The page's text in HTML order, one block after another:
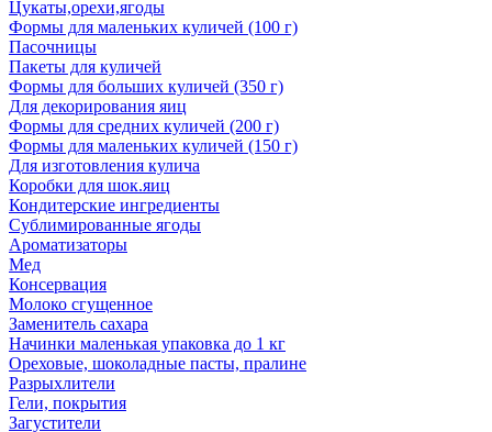
Цукаты,орехи,ягоды
Формы для маленьких куличей (100 г)
Пасочницы
Пакеты для куличей
Формы для больших куличей (350 г)
Для декорирования яиц
Формы для средних куличей (200 г)
Формы для маленьких куличей (150 г)
Для изготовления кулича
Коробки для шок.яиц
Кондитерские ингредиенты
Сублимированные ягоды
Ароматизаторы
Мед
Консервация
Молоко сгущенное
Заменитель сахара
Начинки маленькая упаковка до 1 кг
Ореховые, шоколадные пасты, пралине
Разрыхлители
Гели, покрытия
Загустители